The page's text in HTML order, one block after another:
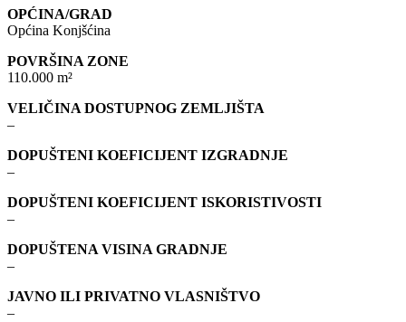
OPĆINA/GRAD
Općina Konjšćina
POVRŠINA ZONE
110.000 m²
VELIČINA DOSTUPNOG ZEMLJIŠTA
–
DOPUŠTENI KOEFICIJENT IZGRADNJE
–
DOPUŠTENI KOEFICIJENT ISKORISTIVOSTI
–
DOPUŠTENA VISINA GRADNJE
–
JAVNO ILI PRIVATNO VLASNIŠTVO
–